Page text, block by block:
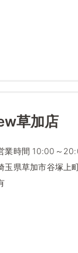
草加店
業時間 10:00～
玉県草加市谷塚上